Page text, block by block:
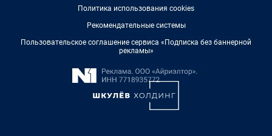
Политика использования cookies
Рекомендательные системы
Пользовательское соглашение сервиса «Подписка без баннерной
рекламы»